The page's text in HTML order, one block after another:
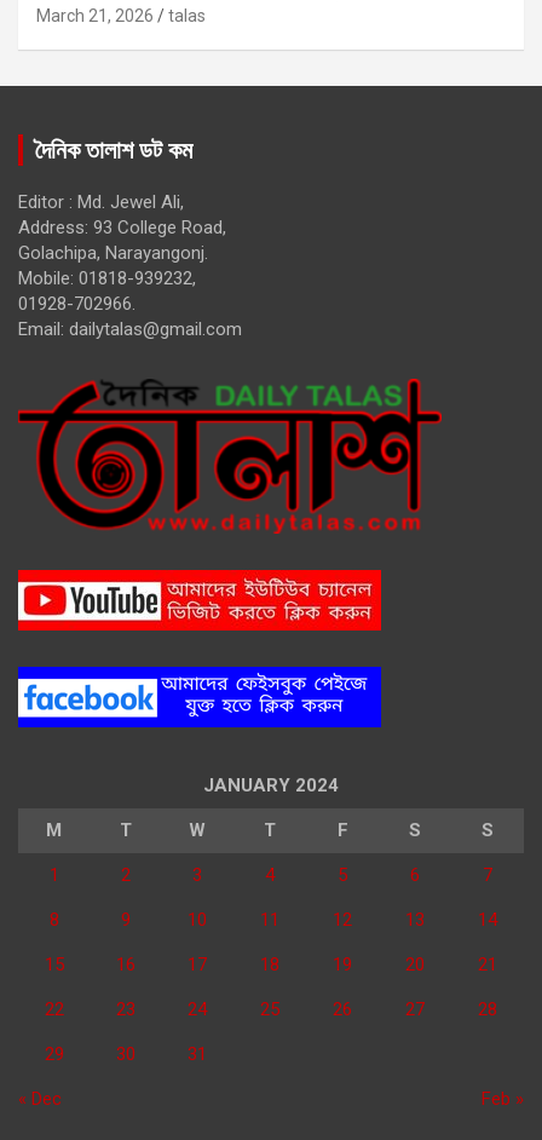
March 21, 2026 talas
দৈনিক তালাশ ডট কম
Editor : Md. Jewel Ali,
Address: 93 College Road,
Golachipa, Narayangonj.
Mobile: 01818-939232,
01928-702966.
Email: dailytalas@gmail.com
JANUARY 2024
M T W T F S S
1 2 3 4 5 6 7
8 9 10 11 12 13 14
15 16 17 18 19 20 21
22 23 24 25 26 27 28
29 30 31
« Dec Feb »